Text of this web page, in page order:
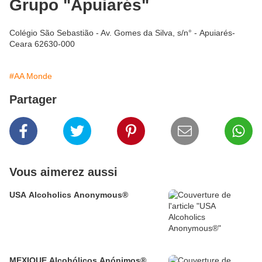
Grupo "Apuiarés"
Colégio São Sebastião - Av. Gomes da Silva, s/n° - Apuiarés-
Ceara 62630-000
#AA Monde
Partager
Vous aimerez aussi
USA Alcoholics Anonymous®
MEXIQUE Alcohólicos Anónimos®